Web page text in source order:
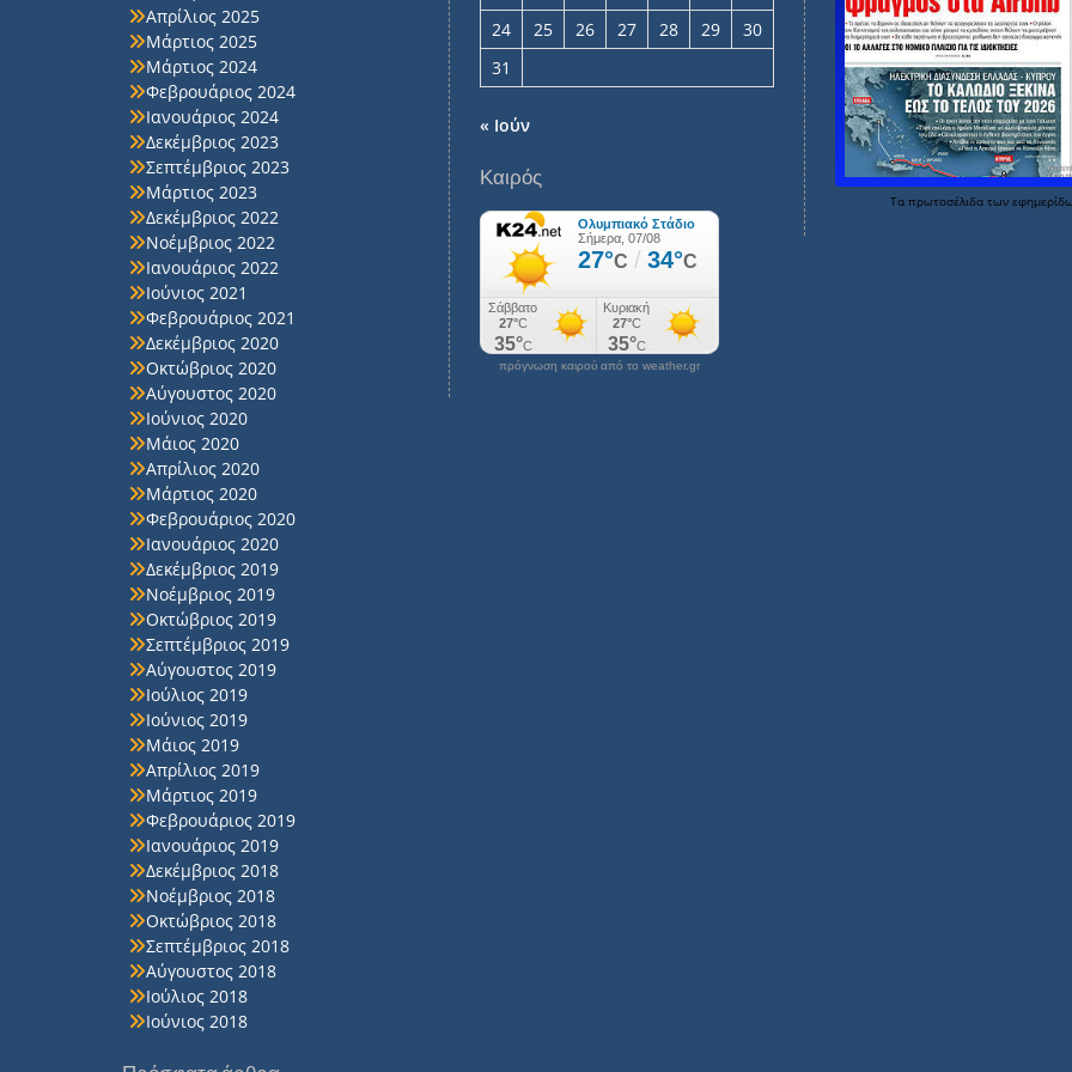
Απρίλιος 2025
Μάρτιος 2025
Μάρτιος 2024
Φεβρουάριος 2024
Ιανουάριος 2024
Δεκέμβριος 2023
Σεπτέμβριος 2023
Μάρτιος 2023
Δεκέμβριος 2022
Νοέμβριος 2022
Ιανουάριος 2022
Ιούνιος 2021
Φεβρουάριος 2021
Δεκέμβριος 2020
Οκτώβριος 2020
Αύγουστος 2020
Ιούνιος 2020
Μάιος 2020
Απρίλιος 2020
Μάρτιος 2020
Φεβρουάριος 2020
Ιανουάριος 2020
Δεκέμβριος 2019
Νοέμβριος 2019
Οκτώβριος 2019
Σεπτέμβριος 2019
Αύγουστος 2019
Ιούλιος 2019
Ιούνιος 2019
Μάιος 2019
Απρίλιος 2019
Μάρτιος 2019
Φεβρουάριος 2019
Ιανουάριος 2019
Δεκέμβριος 2018
Νοέμβριος 2018
Οκτώβριος 2018
Σεπτέμβριος 2018
Αύγουστος 2018
Ιούλιος 2018
Ιούνιος 2018
24
25 26 27 28 29
30
31
« Ιούν
Καιρός
πρόγνωση καιρού από το weather.gr
Τα πρωτοσέλιδα των